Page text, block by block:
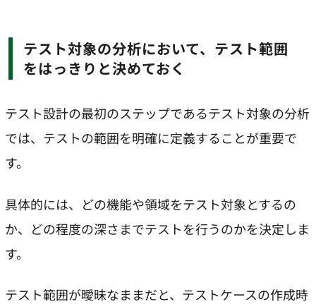
テスト対象の分析において、テスト範囲
をはっきりと決めておく
テスト設計の最初のステップであるテスト対象の分析
では、テストの範囲を明確に定義することが重要で
す。
具体的には、どの機能や領域をテスト対象とするの
か、どの程度の深さまでテストを行うのかを決定しま
す。
テスト範囲が曖昧なままだと、テストケースの作成時